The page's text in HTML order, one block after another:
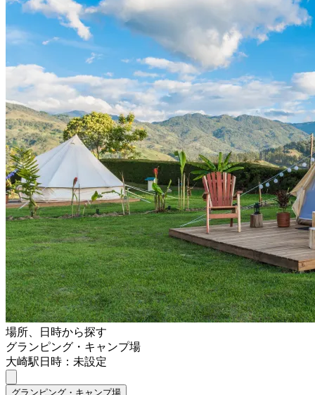
場所、日時から探す
グランピング・キャンプ場
大崎駅日時：未設定
グランピング・キャンプ場